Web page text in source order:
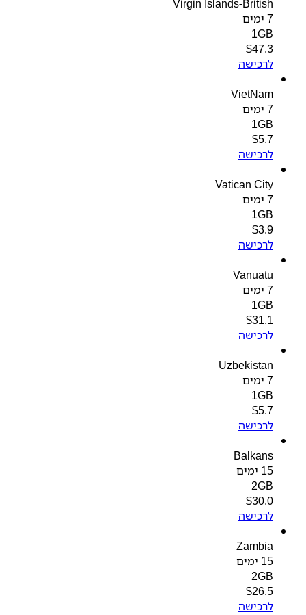
Virgin Islands-British
1GB
$47.3
לרכישה
VietNam
1GB
$
לרכישה
Vatican City
1GB
$
לרכישה
Vanuatu
1GB
$31.1
לרכישה
Uzbekistan
1GB
$
לרכישה
Balkans
2GB
$30.0
לרכישה
Zambia
2GB
$26.5
לרכישה